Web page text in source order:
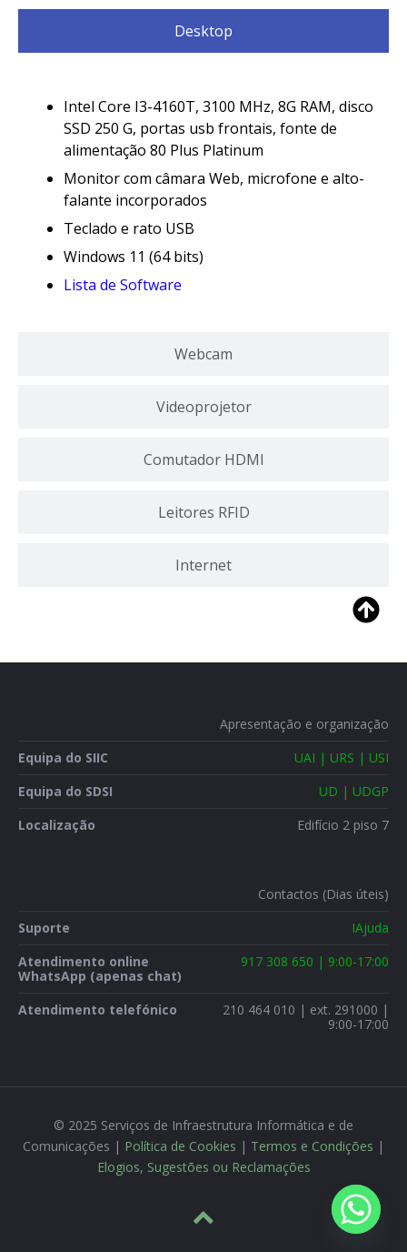
Desktop
Webcam
Videoprojetor
Comutador HDMI
Leitores RFID
Internet
Intel Core I3-4160T, 3100 MHz, 8G RAM, disco
SSD 250 G, portas usb frontais, fonte de
alimentação 80 Plus Platinum
Monitor com câmara Web, microfone e alto-
falante incorporados
Teclado e rato USB
Windows 11 (64 bits)
Lista de Software
Apresentação e organização
Equipa do SIIC
UAI | URS | USI
Equipa do SDSI
UD | UDGP
Localização
Edifício 2 piso 7
Contactos (Dias úteis)
Suporte
IAjuda
Atendimento online
WhatsApp (apenas chat)
917 308 650 | 9:00-17:00
Atendimento telefónico
210 464 010 | ext. 291000 |
9:00-17:00
© 2025 Serviços de Infraestrutura Informática e de
Comunicações | Política de Cookies | Termos e Condições |
Elogios, Sugestões ou Reclamações